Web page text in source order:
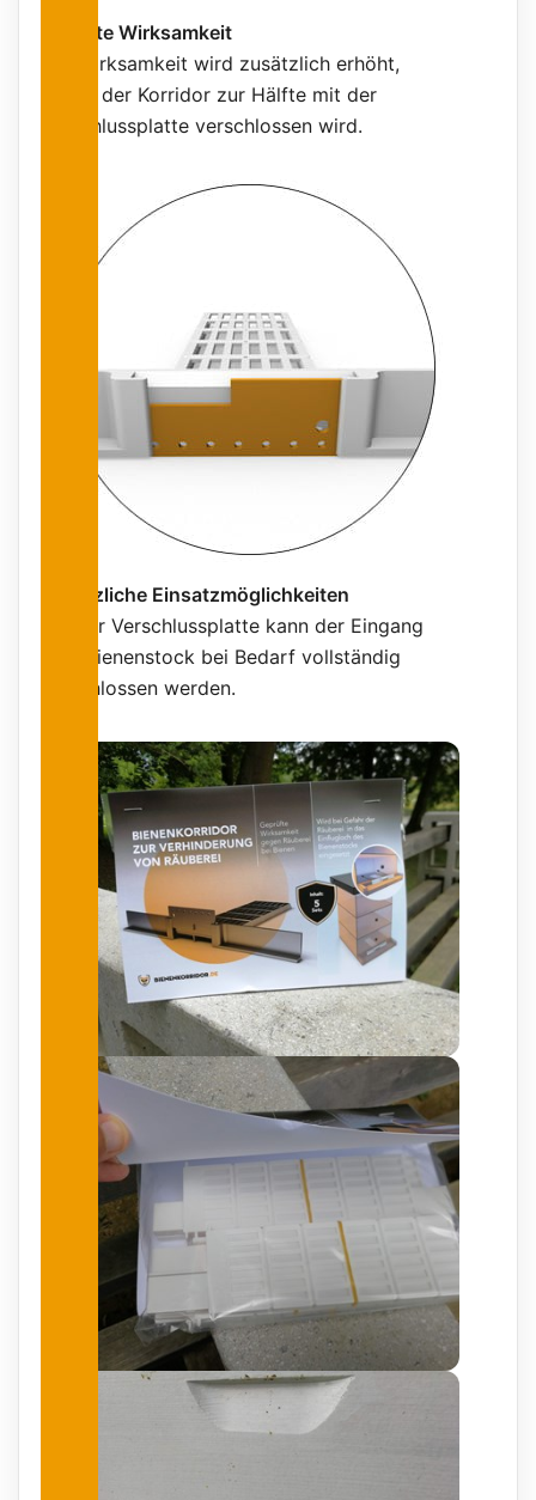
Erhöhte Wirksamkeit
Die Wirksamkeit wird zusätzlich erhöht,
indem der Korridor zur Hälfte mit der
Verschlussplatte verschlossen wird.
Zusätzliche Einsatzmöglichkeiten
Mit der Verschlussplatte kann der Eingang
zum Bienenstock bei Bedarf vollständig
verschlossen werden.